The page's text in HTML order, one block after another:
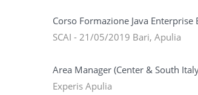
Corso Formazione Java Enterprise
SCAI - 21/05/2019 Bari, Apulia
Area Manager (Center & South
Experis Apulia